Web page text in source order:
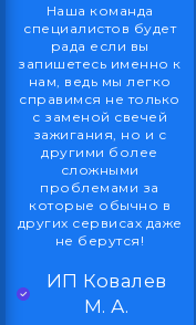
Наша команда
специалистов будет
рада если вы
запишетесь именно к
нам, ведь мы легко
справимся не только
с заменой свечей
зажигания, но и с
другими более
сложными
проблемами за
которые обычно в
других сервисах даже
не берутся!
ИП Ковалев
М. А.